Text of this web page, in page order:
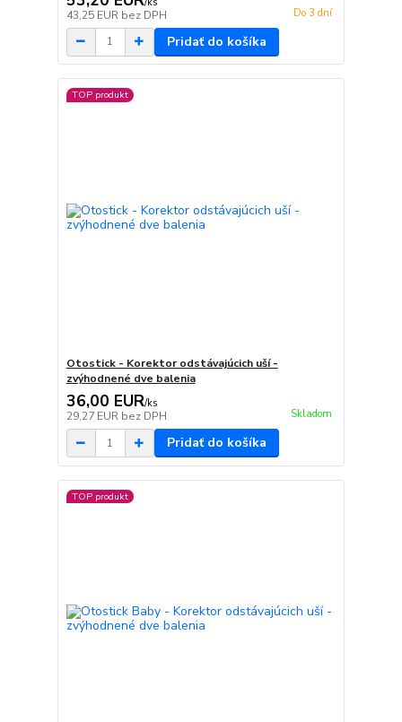
43,25 EUR bez DPH Do 3 dní
Pridať do košíka
TOP produkt
Otostick - Korektor odstávajúcich uší -
zvýhodnené dve balenia
36,00 EUR/ks
29,27 EUR bez DPH Skladom
Pridať do košíka
TOP produkt